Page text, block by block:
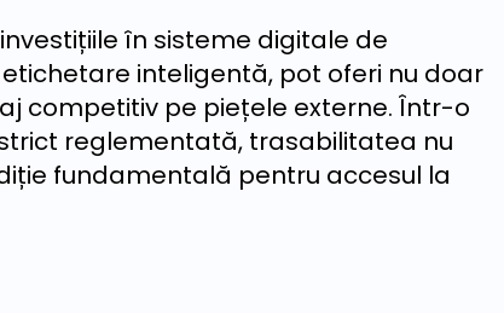
în sisteme digitale de
inteligentă, pot oferi nu doar
competitiv pe piețele externe. Într-o
reglementată, trasabilitatea nu
fundamentală pentru accesul la